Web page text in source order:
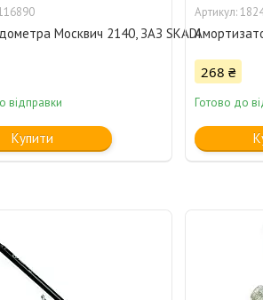
Москвич 2140, ЗАЗ SKADI
відправки
Купити
268 ₴
Готово до